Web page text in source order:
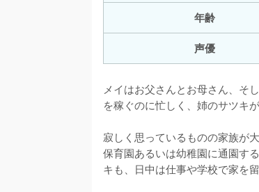
年齢
声優
メイはお父さんとお母さん、そ
を稼ぐのに忙しく、姉のサツキ
寂しく思っているものの家族が
保育園あるいは幼稚園に通園す
キも、日中は仕事や学校で家を